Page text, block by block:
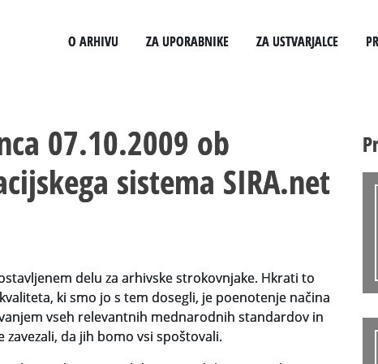
– Hiša pisanih spominov
O ARHIVU
POVEZAVE
VARSTVO OSEBNIH PODATKOV
ZA UPORABNIKE
VLOGA ZA ČITALNICO
VODNIK PO FONDIH IN ZBIRKAH
ZA USTVARJALCE
REGISTER
07.10.2009 ob
sistema SIRA.net
delu za arhivske strokovnjake. Hkrati to
ki smo jo s tem dosegli, je poenotenje načina
vseh relevantnih mednarodnih standardov in
da jih bomo vsi spoštovali.